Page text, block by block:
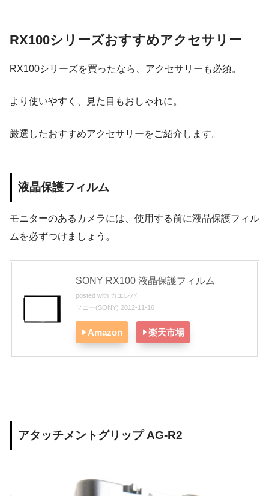
RX100シリーズおすすめアクセサリー
RX100シリーズを買ったなら、アクセサリーも必須。
より使いやすく、見た目もおしゃれに。
厳選したおすすめアクセサリーをご紹介します。
液晶保護フィルム
モニターのあるカメラには、使用する前に液晶保護フィル
ムを必ずつけましょう。
SONY RX100 液晶保護フィルム
posted with カエレバ
ソニー(SONY) 2012-11-16
Amazon 楽天市場
アタッチメントグリップ AG-R2